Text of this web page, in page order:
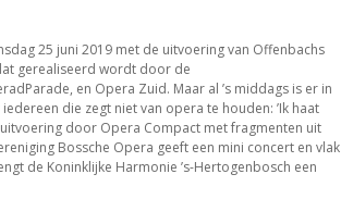
25 juni 2019 met de uitvoering van Offenbachs
gerealiseerd wordt door de
en Opera Zuid. Maar al ’s middags is er in
die zegt niet van opera te houden: ’Ik haat
door Opera Compact met fragmenten uit
Bossche Opera geeft een mini concert en vlak
de Koninklijke Harmonie ’s-Hertogenbosch een